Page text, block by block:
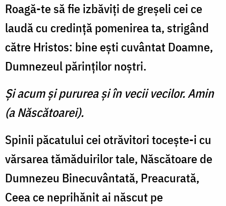
Roagă-te să fie izbăviţi de greşeli cei ce
laudă cu credinţă pomenirea ta, strigând
către Hristos: bine eşti cuvântat Doamne,
Dumnezeul părinţilor noştri.
Şi acum şi pururea şi în vecii vecilor. Amin
(a Născătoarei).
Spinii păcatului cei otrăvitori toceşte-i cu
vărsarea tămăduirilor tale, Născătoare de
Dumnezeu Binecuvântată, Preacurată,
Ceea ce neprihănit ai născut pe